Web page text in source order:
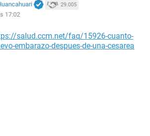
29.005
17:02
salud.ccm.net/faq/15926-cuanto-
embarazo-despues-de-una-cesarea